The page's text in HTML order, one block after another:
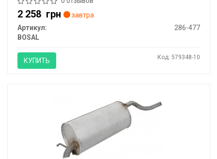
2 258 грн
завтра
Артикул:
286-477
BOSAL
КУПИТЬ Код: 579348-10